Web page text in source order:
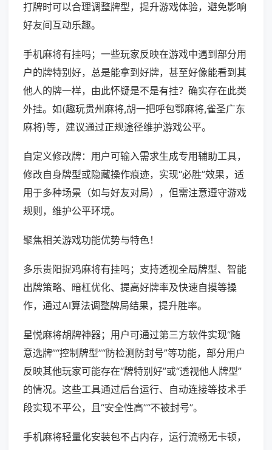
打牌时可以合理调整牌型，提升游戏体验，避免影响
好友间互动乐趣。
手机麻将有挂吗；一些玩家反映在游戏中遇到部分用
户的牌特别好，总是能拿到好牌，甚至好像能看到其
他人的牌一样，由此怀疑是不是有挂？确实存在此类
外挂。如(趣玩贵州麻将,胡一把呼包鄂麻将,雀圣广东
麻将)等，建议通过正规途径维护游戏公平。
自定义修改牌：用户可输入需求生成专用辅助工具，
修改自身牌型或隐藏操作痕迹，实现“必胜”效果，适
用于多种场景（如与好友对局），但需注意遵守游戏
规则，维护公平环境。
聚焦相关游戏功能优势与特色！
多乐贵阳捉鸡麻将有挂吗；支持透视全局牌型、智能
出牌策略、暗杠优化、提高好牌率及快速自摸等操
作，通过AI算法调整牌局结果，提升胜率。
星悦麻将胡牌神器；用户可通过第三方软件实现“随
意选牌”“控制牌型”“防检测防封号”等功能，部分用户
反映其他玩家可能存在“牌特别好”或“透视他人牌型”
的情况。这些工具通过后台运行、自动连接等技术手
段实现不平公，且“安全性高”“不被封号”。
手机麻将轻量化安装包不占内存，运行流畅无卡顿，